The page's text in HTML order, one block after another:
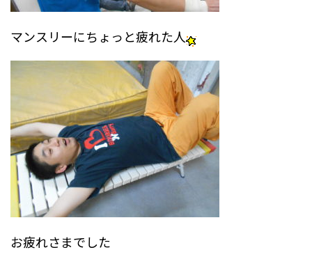
マンスリーにちょっと疲れた人
お疲れさまでした